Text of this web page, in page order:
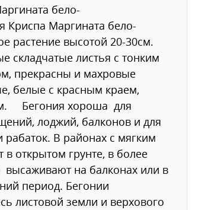
бело-
Маргината бело-
растение высотой 20-30см.
складчатые листья с тонким
прекрасны и махровые
белые с красным краем,
Бегония хороша для
лоджий, балконов и для
рабаток. В районах с мягким
в открытом грунте, в более
на балконах или в
период. Бегонии
листовой земли и верхового